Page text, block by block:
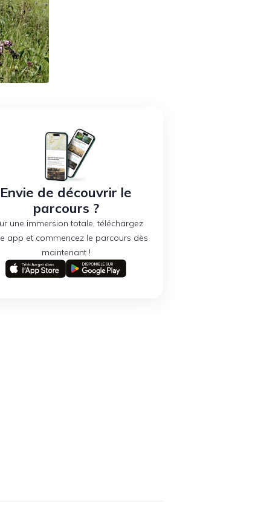
Envie de découvrir le
parcours ?
une immersion totale, téléchargez
app et commencez le parcours dès
maintenant !